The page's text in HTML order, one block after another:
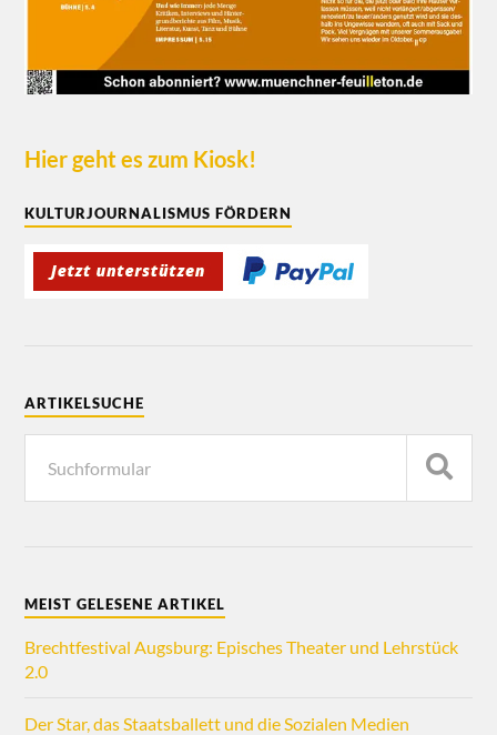
Hier geht es zum Kiosk!
KULTURJOURNALISMUS FÖRDERN
ARTIKELSUCHE
MEIST GELESENE ARTIKEL
Brechtfestival Augsburg: Episches Theater und Lehrstück
2.0
Der Star, das Staatsballett und die Sozialen Medien